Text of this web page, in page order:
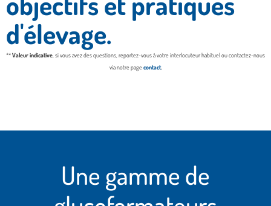
d'élevage.
**Valeur indicative , si vous avez des questions, reportez-vous à votre interlocuteur habituel ou contactez-nous
via notre page contact.
Une gamme de